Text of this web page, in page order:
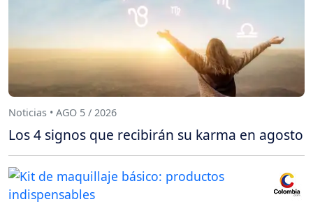
Noticias • AGO 5 / 2026
Los 4 signos que recibirán su karma en agosto